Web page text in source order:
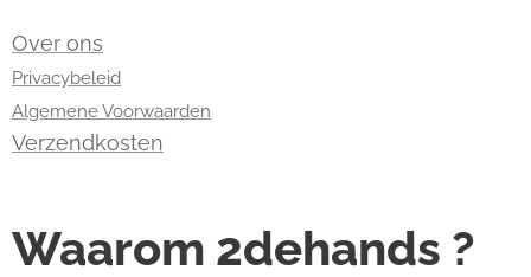
Over ons
Privacybeleid
Algemene Voorwaarden
Verzendkosten
Waarom 2dehands ?